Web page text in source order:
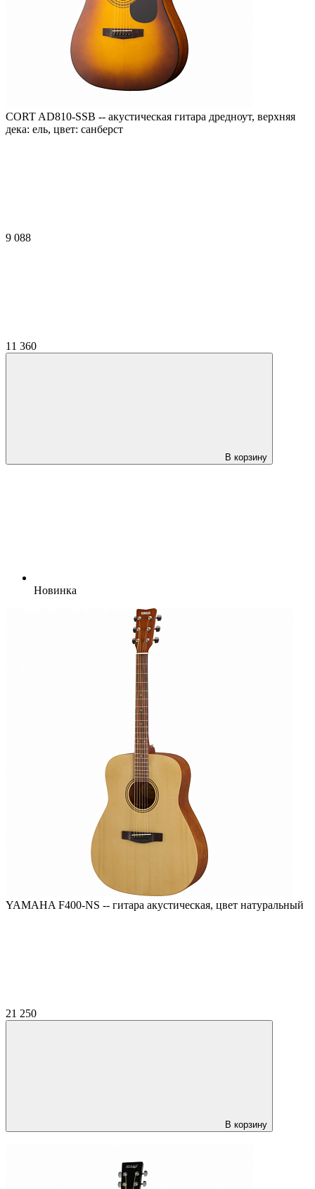
CORT AD810-SSB -- акустическая гитара дредноут, верхняя
дека: ель, цвет: санберст
9 088
11 360
В корзину
Новинка
YAMAHA F400-NS -- гитара акустическая, цвет натуральный
21 250
В корзину